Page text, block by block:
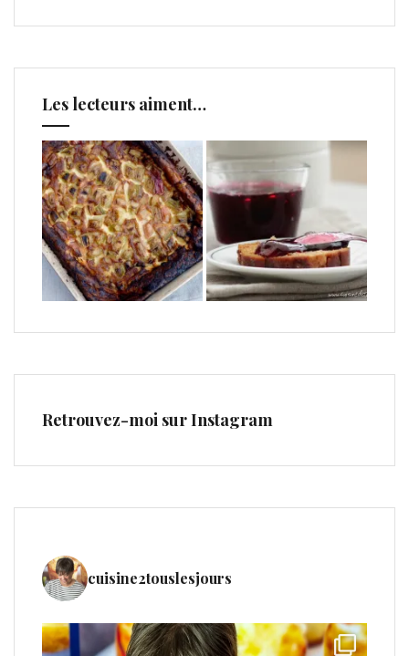
Les lecteurs aiment…
Retrouvez-moi sur Instagram
cuisine2touslesjours